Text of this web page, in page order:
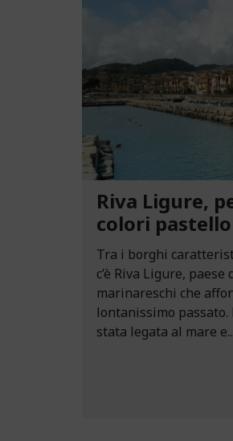
Riva Ligure,
colori pastello
Tra i borghi
c’è Riva Ligure,
marinareschi che
lontanissimo
stata legata al mare e...